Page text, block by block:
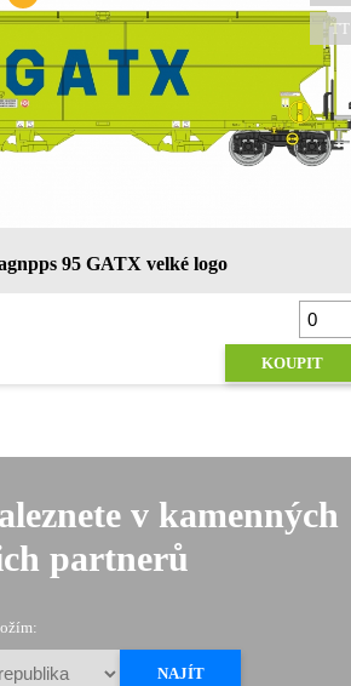
TT
95 GATX velké logo
KOUPIT
v kamenných
partnerů
NAJÍT